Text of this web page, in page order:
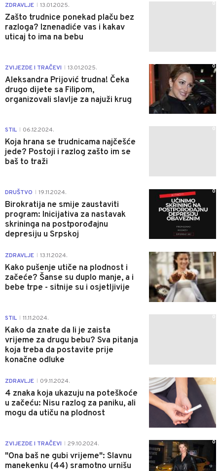
ZDRAVLJE 13.01.2025.
Zašto trudnice ponekad plaču bez
razloga? Iznenadiće vas i kakav
uticaj to ima na bebu
0
ZVIJEZDE I TRAČEVI 13.01.2025.
Aleksandra Prijović trudna! Čeka
drugo dijete sa Filipom,
organizovali slavlje za najuži krug
0
STIL 06.12.2024.
Koja hrana se trudnicama najčešće
jede? Postoji i razlog zašto im se
baš to traži
0
DRUŠTVO 19.11.2024.
Birokratija ne smije zaustaviti
program: Inicijativa za nastavak
skrininga na postporođajnu
depresiju u Srpskoj
0
ZDRAVLJE 13.11.2024.
Kako pušenje utiče na plodnost i
začeće? Šanse su duplo manje, a i
bebe trpe - sitnije su i osjetljivije
1
STIL 11.11.2024.
Kako da znate da li je zaista
vrijeme za drugu bebu? Sva pitanja
koja treba da postavite prije
konačne odluke
0
ZDRAVLJE 09.11.2024.
4 znaka koja ukazuju na poteškoće
u začeću: Nisu razlog za paniku, ali
mogu da utiču na plodnost
0
ZVIJEZDE I TRAČEVI 29.10.2024.
"Ona baš ne gubi vrijeme": Slavnu
manekenku (44) sramotno urnišu
0